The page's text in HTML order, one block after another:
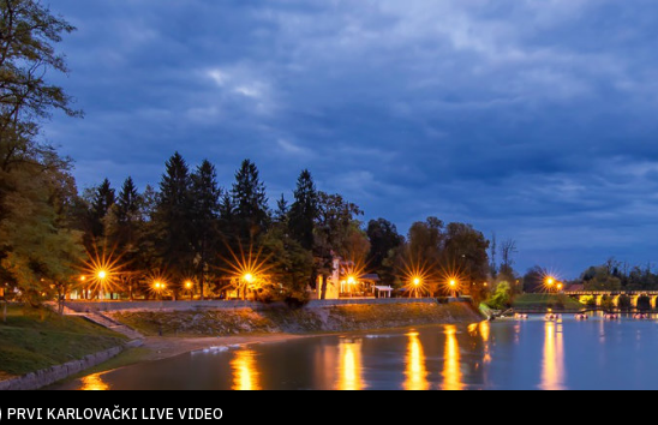
PRVI KARLOVAČKI LIVE VIDEO